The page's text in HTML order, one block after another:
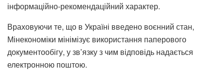
інформаційно-рекомендаційний характер.
Враховуючи те, що в Україні введено воєнний стан,
Мінекономіки мінімізує використання паперового
документообігу, у зв’язку з чим відповідь надається
електронною поштою.